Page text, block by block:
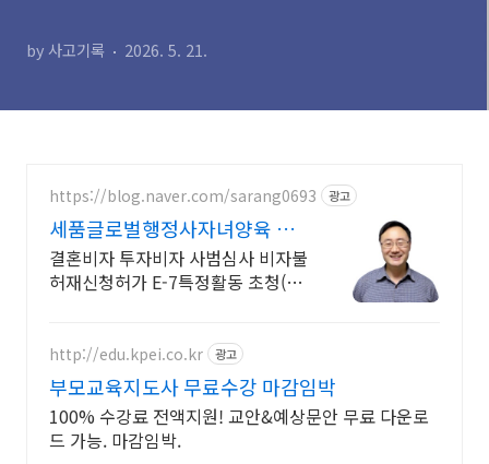
by 사고기록 2026. 5. 21.
https://blog.naver.com/sarang0693 광고
세품글로벌행정사자녀양육 사
증발급전문
결혼비자 투자비자 사범심사 비자불
허재신청허가 E-7특정활동 초청(배
http://edu.kpei.co.kr 광고
부모교육지도사 무료수강 마감임박
100% 수강료 전액지원! 교안&예상문안 무료 다운로
드 가능. 마감임박.